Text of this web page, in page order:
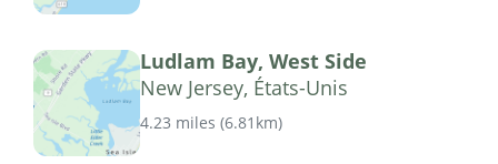
Ludlam Bay, West Side
New Jersey, États-Unis
4.23 miles (6.81km)